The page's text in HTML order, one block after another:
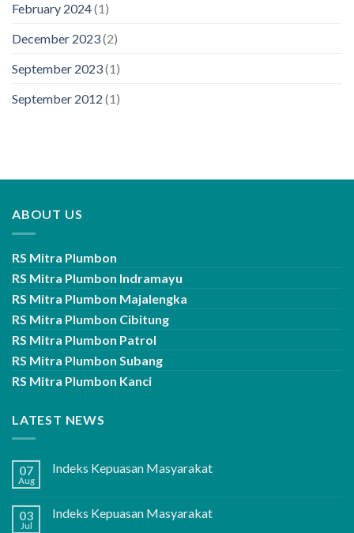
February 2024(1)
December 2023(2)
September 2023(1)
September 2012 (1)
ABOUT US
RS Mitra Plumbon
RS Mitra Plumbon Indramayu
RS Mitra Plumbon Majalengka
RS Mitra Plumbon Cibitung
RS Mitra Plumbon Patrol
RS Mitra Plumbon Subang
RS Mitra Plumbon Kanci
LATEST NEWS
07
Aug
Indeks Kepuasan Masyarakat
03
Jul
Indeks Kepuasan Masyarakat